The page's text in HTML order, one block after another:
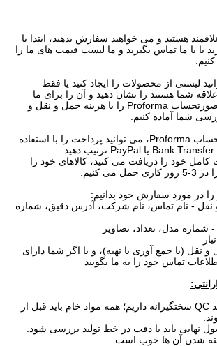
هستید و می خواهید سفارش بدهید، ابتدا با
یا با ما تماس بگیرید و ما لیست قیمت های ما را
لیستی از محصولات را ایجاد کنید یا فقط
شما هستند را نشان دهید و آن را برای ما
ارسال کنید تا بتوانیم صورتحساب Proforma را با هزینه حمل و نقل و
شما آماده کنیم.
پس از دریافت صورتحساب Proforma، می توانید پرداخت را با استفاده
خود را دریافت می کنید، کالاهای خود را
کنیم.
را در مورد سفارش خود بدانیم:
- نام تماس، نام شرکت، آدرس دقیق، شماره
مدل، تعداد، تصاویر
نقل (با جمع آوری یا تهیه)، و یا اگر شما دارای
تماس خود را به ما بگویید
ما در کارخانه یک واحد QC سختگیرانه داریم؛ همه مواد خام باید قبل از
نهایی باید با دقت در خط تولید بررسی شود.
شدن آن ها خوب است.